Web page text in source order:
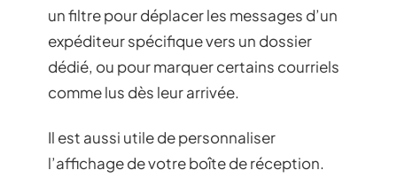
un filtre pour déplacer les messages d’un
expéditeur spécifique vers un dossier
dédié, ou pour marquer certains courriels
comme lus dès leur arrivée.
Il est aussi utile de personnaliser
l’affichage de votre boîte de réception.